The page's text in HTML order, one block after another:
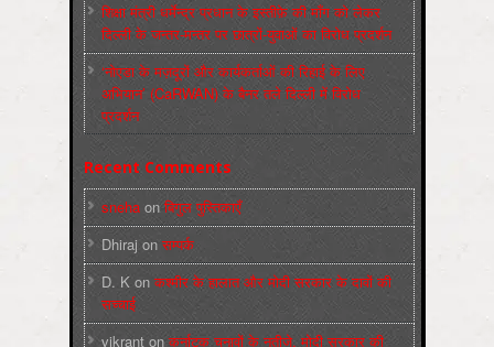
शिक्षा मंत्री धर्मेन्द्र प्रधान के इस्तीफ़े की माँग को लेकर
दिल्ली के जन्तर-मन्तर पर छात्रों-युवाओं का विरोध प्रदर्शन
‘नोएडा के मज़दूरों और कार्यकर्ताओं की रिहाई के लिए
अभियान’ (CaRWAN) के बैनर तले दिल्ली में विरोध
प्रदर्शन
Recent Comments
sneha on बिगुल पुस्तिकाएँ
Dhiraj on सम्पर्क
D. K on कश्मीर के हालात और मोदी सरकार के दावों की
सच्चाई
vikrant onकर्नाटक चुनावों के नतीजे, मोदी सरकार की